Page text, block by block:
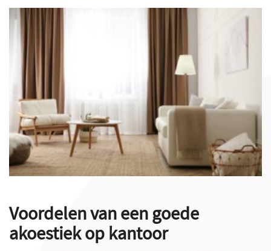
Voordelen van een goede
akoestiek op kantoor